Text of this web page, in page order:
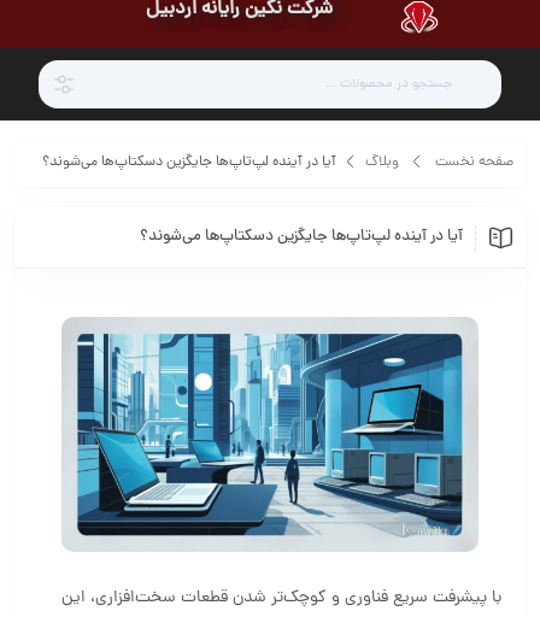
شرکت نگین رایانه اردبیل
صفحه نخست وبلاگ آیا در آینده لپ‌تاپ‌ها جایگزین دسکتاپ‌ها می‌شوند؟
آیا در آینده لپ‌تاپ‌ها جایگزین دسکتاپ‌ها می‌شوند؟
با پیشرفت سریع فناوری و کوچک‌تر شدن قطعات سخت‌افزاری، این